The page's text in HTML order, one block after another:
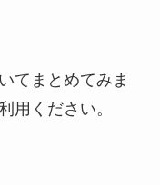
てまとめてみま
用ください。